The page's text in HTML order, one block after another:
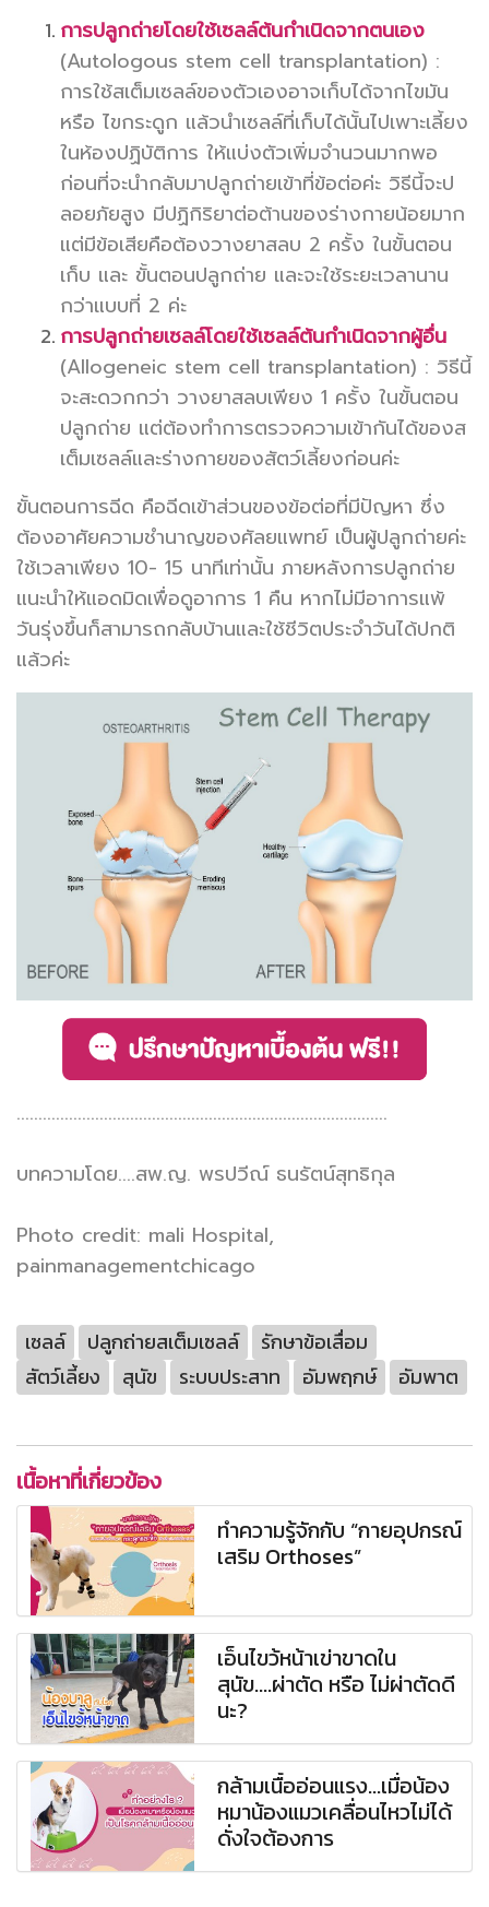
การปลูกถ่ายโดยใช้เซลล์ต้นกำเนิดจากตนเอง
(Autologous stem cell transplantation) :
การใช้สเต็มเซลล์ของตัวเองอาจเก็บได้จากไขมัน
หรือ ไขกระดูก แล้วนำเซลล์ที่เก็บได้นั้นไปเพาะเลี้ยง
ในห้องปฏิบัติการ ให้แบ่งตัวเพิ่มจำนวนมากพอ
ก่อนที่จะนำกลับมาปลูกถ่ายเข้าที่ข้อต่อค่ะ วิธีนี้จะป
ลอยภัยสูง มีปฏิกิริยาต่อต้านของร่างกายน้อยมาก
แต่มีข้อเสียคือต้องวางยาสลบ 2 ครั้ง ในขั้นตอน
เก็บ และ ขั้นตอนปลูกถ่าย และจะใช้ระยะเวลานาน
กว่าแบบที่ 2 ค่ะ
การปลูกถ่ายเซลล์โดยใช้เซลล์ต้นกำเนิดจากผู้อื่น
(Allogeneic stem cell transplantation) : วิธีนี้
จะสะดวกกว่า วางยาสลบเพียง 1 ครั้ง ในขั้นตอน
ปลูกถ่าย แต่ต้องทำการตรวจความเข้ากันได้ของส
เต็มเซลล์และร่างกายของสัตว์เลี้ยงก่อนค่ะ
ขั้นตอนการฉีด คือฉีดเข้าส่วนของข้อต่อที่มีปัญหา ซึ่ง
ต้องอาศัยความชำนาญของศัลยแพทย์ เป็นผู้ปลูกถ่ายค่ะ
ใช้เวลาเพียง 10- 15 นาทีเท่านั้น ภายหลังการปลูกถ่าย
แนะนำให้แอดมิดเพื่อดูอาการ 1 คืน หากไม่มีอาการแพ้
วันรุ่งขึ้นก็สามารถกลับบ้านและใช้ชีวิตประจำวันได้ปกติ
แล้วค่ะ
.....................................................................................
บทความโดย....สพ.ญ. พรปวีณ์ ธนรัตน์สุทธิกุล
Photo credit: mali Hospital,
painmanagementchicago
เซลล์ ปลูกถ่ายสเต็มเซลล์
รักษาข้อเสื่อม
สัตว์เลี้ยง
สุนัข ระบบประสาท อัมพฤกษ์ อัมพาต
เนื้อหาที่เกี่ยวข้อง
ทำความรู้จักกับ “กายอุปกรณ์
เสริม Orthoses”
เอ็นไขว้หน้าเข่าขาดใน
สุนัข....ผ่าตัด หรือ ไม่ผ่าตัดดี
นะ?
กล้ามเนื้ออ่อนแรง...เมื่อน้อง
หมาน้องแมวเคลื่อนไหวไม่ได้
ดั่งใจต้องการ